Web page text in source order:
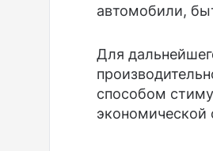
автомобили,
Для
способом
экономической